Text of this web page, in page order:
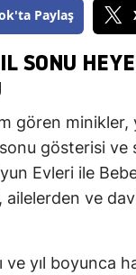
Paylaş
SONU
gören
gösterisi ve
Evleri ile
ailelerden ve
yıl boyunca